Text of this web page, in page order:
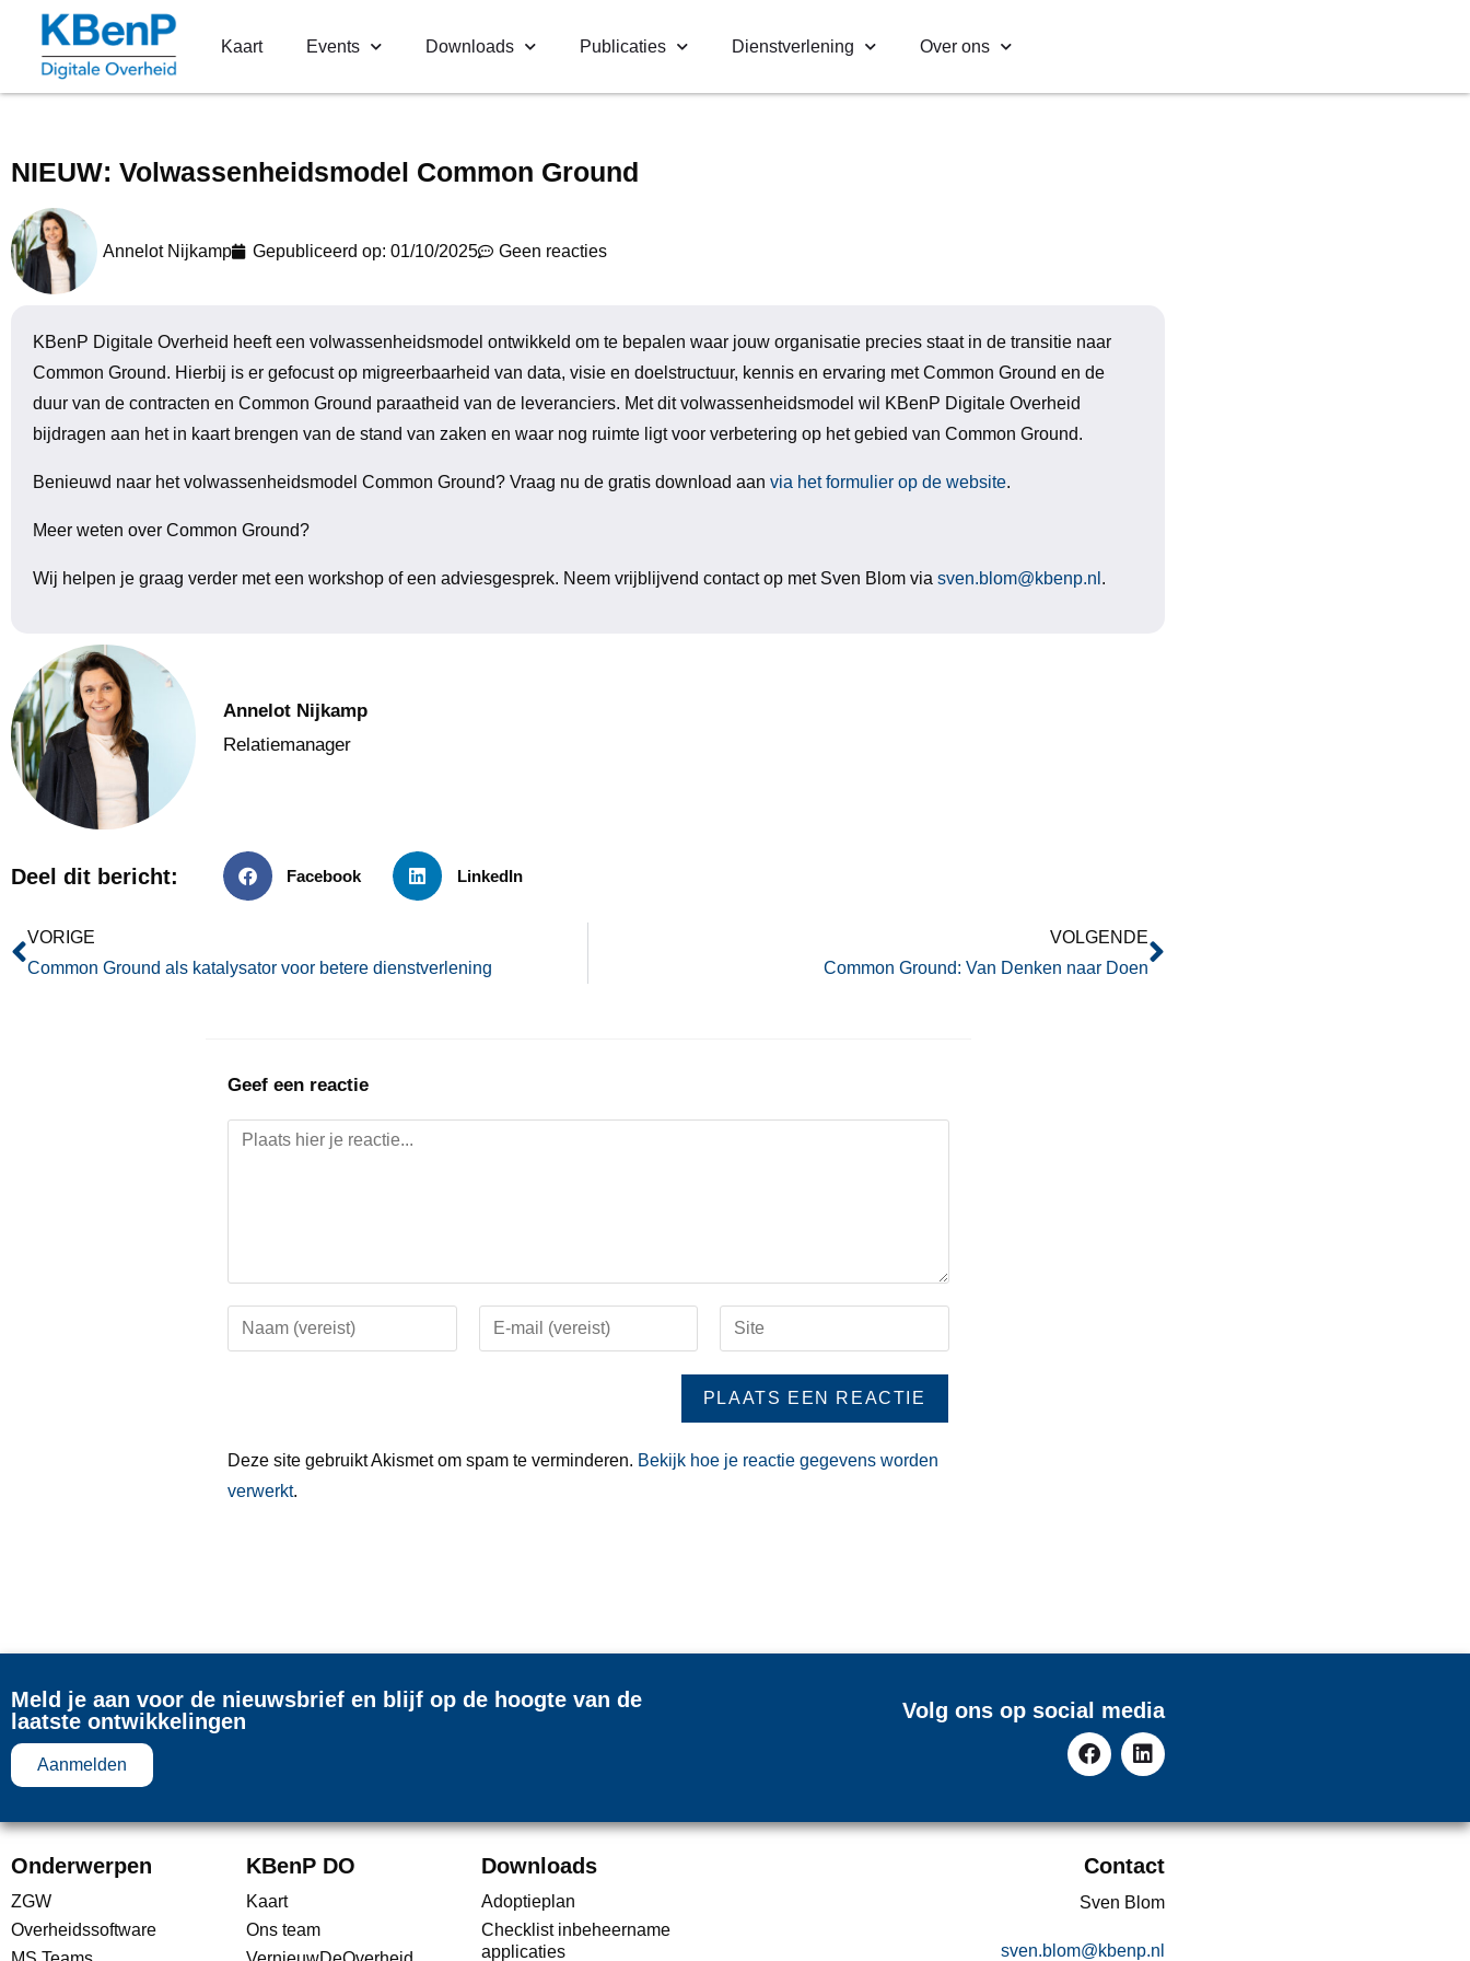
Kaart Events Downloads Publicaties Dienstverlening Over ons
NIEUW: Volwassenheidsmodel Common Ground
Annelot Nijkamp Gepubliceerd op: 01/10/2025 Geen reacties
KBenP Digitale Overheid heeft een volwassenheidsmodel ontwikkeld om te bepalen waar jouw organisatie precies staat in de transitie naar
Common Ground. Hierbij is er gefocust op migreerbaarheid van data, visie en doelstructuur, kennis en ervaring met Common Ground en de
duur van de contracten en Common Ground paraatheid van de leveranciers. Met dit volwassenheidsmodel wil KBenP Digitale Overheid
bijdragen aan het in kaart brengen van de stand van zaken en waar nog ruimte ligt voor verbetering op het gebied van Common Ground.
Benieuwd naar het volwassenheidsmodel Common Ground? Vraag nu de gratis download aan via het formulier op de website.
Meer weten over Common Ground?
Wij helpen je graag verder met een workshop of een adviesgesprek. Neem vrijblijvend contact op met Sven Blom via sven.blom@kbenp.nl .
Annelot Nijkamp
Relatiemanager
Deel dit bericht: Facebook LinkedIn
VORIGE
Common Ground als katalysator voor betere dienstverlening
VOLGENDE
Common Ground: Van Denken naar Doen
Geef een reactie
Deze site gebruikt Akismet om spam te verminderen. Bekijk hoe je reactie gegevens worden
verwerkt.
Meld je aan voor de nieuwsbrief en blijf op de hoogte van de
laatste ontwikkelingen
Aanmelden
Volg ons op social media
Onderwerpen
ZGW
Overheidssoftware
KBenP DO
Kaart
Ons team
Downloads
Adoptieplan
Checklist inbeheername
applicaties
Contact
Sven Blom
sven.blom@kbenp.nl